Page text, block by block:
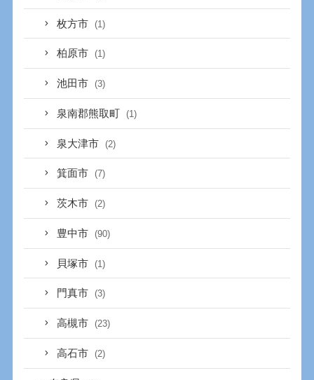
枚方市 (1)
柏原市 (1)
池田市 (3)
泉南郡熊取町 (1)
泉大津市 (2)
箕面市 (7)
茨木市 (2)
豊中市 (90)
貝塚市 (1)
門真市 (3)
高槻市 (23)
高石市 (2)